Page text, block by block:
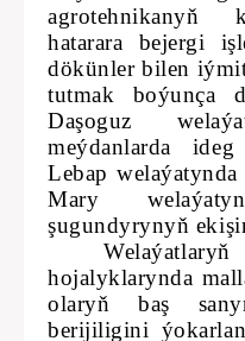
agrotehnikanyň
hatarara bejergi
dökünler bilen
tutmak boýunça
Daşoguz
meýdanlarda
Lebap
Mary
şugundyrynyň
hojalyklarynda
olaryň baş
berijiligini